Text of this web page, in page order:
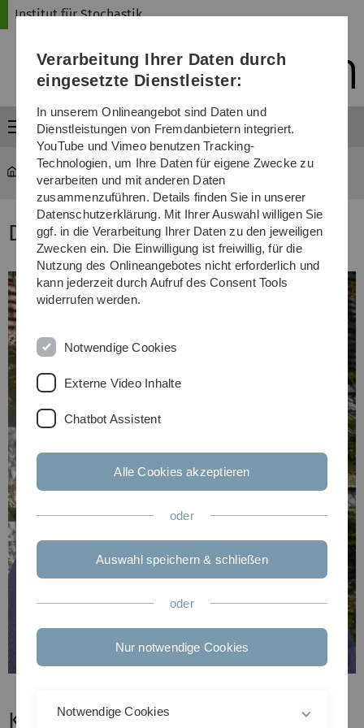
Direkt
Direkt
Direkt
(Sprache,
Drucken,
Media)
Direkt
Direkt
Institut für Stochastik
Menü
mawi-stochastik Björn Kriesche
Dr. Björn Kriesche
Kurz-Lebenslauf
Verarbeitung Ihrer Daten durch
eingesetzte Dienstleister:
In unserem Onlineangebot sind Daten und
Dienstleistungen von Fremdanbietern integriert.
YouTube und Vimeo benutzen Tracking-
Technologien, um Ihre Daten für eigene Zwecke zu
verarbeiten und mit anderen Daten
zusammenzuführen. Details finden Sie in unserer
Datenschutzerklärung. Mit Ihrer Auswahl willigen Sie
ggf. in die Verarbeitung Ihrer Daten zu den jeweiligen
Zwecken ein. Die Einwilligung ist freiwillig, für die
Nutzung des Onlineangebotes nicht erforderlich und
kann jederzeit durch Aufruf des Consent Tools
widerrufen werden.
Notwendige Cookies
Externe Video Inhalte
Chatbot Assistent
Alle Cookies akzeptieren
oder
Auswahl speichern & schließen
oder
Nur notwendige Cookies
Notwendige Cookies